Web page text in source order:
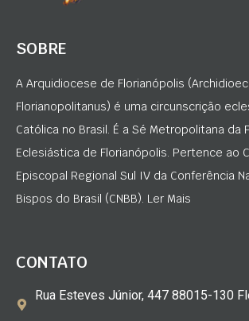
SOBRE
A Arquidiocese de Florianópolis
Florianopolitanus) é uma circunscrição
Católica no Brasil. É a Sé Metropolitana da
Eclesiástica de Florianópolis. Pertence ao
Episcopal Regional Sul IV da Conferência
Bispos do Brasil (CNBB). Ler Mais
CONTATO
Rua Esteves Júnior, 447 88015-130